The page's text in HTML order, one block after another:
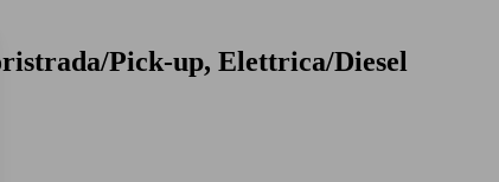
Pick-up, Elettrica/Diesel